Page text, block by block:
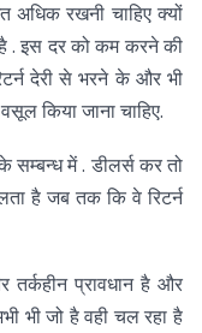
रखनी चाहिए क्यों
. इस दर को कम करने की
देरी से भरने के और भी
किया जाना चाहिए.
में . डीलर्स कर तो
है जब तक कि वे रिटर्न
प्रावधान है और
भी जो है वही चल रहा है